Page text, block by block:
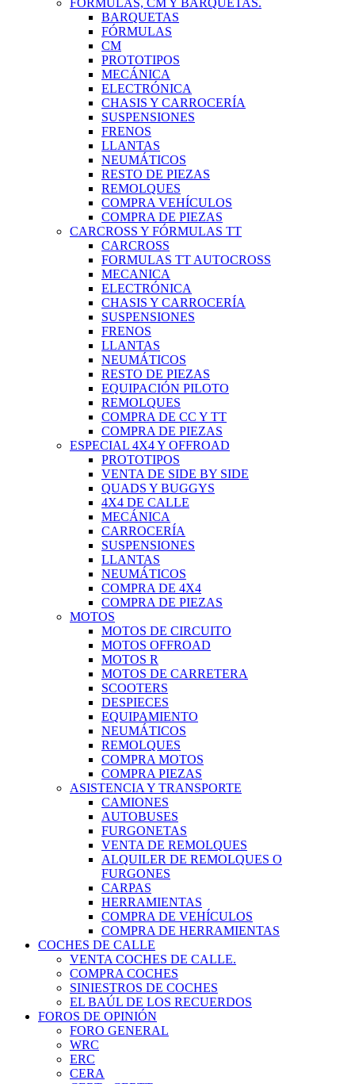
FÓRMULAS, CM Y BARQUETAS.
BARQUETAS
FÓRMULAS
CM
PROTOTIPOS
MECÁNICA
ELECTRÓNICA
CHASIS Y CARROCERÍA
SUSPENSIONES
FRENOS
LLANTAS
NEUMÁTICOS
RESTO DE PIEZAS
REMOLQUES
COMPRA VEHÍCULOS
COMPRA DE PIEZAS
CARCROSS Y FÓRMULAS TT
CARCROSS
FORMULAS TT AUTOCROSS
MECANICA
ELECTRÓNICA
CHASIS Y CARROCERÍA
SUSPENSIONES
FRENOS
LLANTAS
NEUMÁTICOS
RESTO DE PIEZAS
EQUIPACIÓN PILOTO
REMOLQUES
COMPRA DE CC Y TT
COMPRA DE PIEZAS
ESPECIAL 4X4 Y OFFROAD
PROTOTIPOS
VENTA DE SIDE BY SIDE
QUADS Y BUGGYS
4X4 DE CALLE
MECÁNICA
CARROCERÍA
SUSPENSIONES
LLANTAS
NEUMÁTICOS
COMPRA DE 4X4
COMPRA DE PIEZAS
MOTOS
MOTOS DE CIRCUITO
MOTOS OFFROAD
MOTOS R
MOTOS DE CARRETERA
SCOOTERS
DESPIECES
EQUIPAMIENTO
NEUMÁTICOS
REMOLQUES
COMPRA MOTOS
COMPRA PIEZAS
ASISTENCIA Y TRANSPORTE
CAMIONES
AUTOBUSES
FURGONETAS
VENTA DE REMOLQUES
ALQUILER DE REMOLQUES O
FURGONES
CARPAS
HERRAMIENTAS
COMPRA DE VEHÍCULOS
COMPRA DE HERRAMIENTAS
COCHES DE CALLE
VENTA COCHES DE CALLE.
COMPRA COCHES
SINIESTROS DE COCHES
EL BAÚL DE LOS RECUERDOS
FOROS DE OPINIÓN
FORO GENERAL
WRC
ERC
CERA